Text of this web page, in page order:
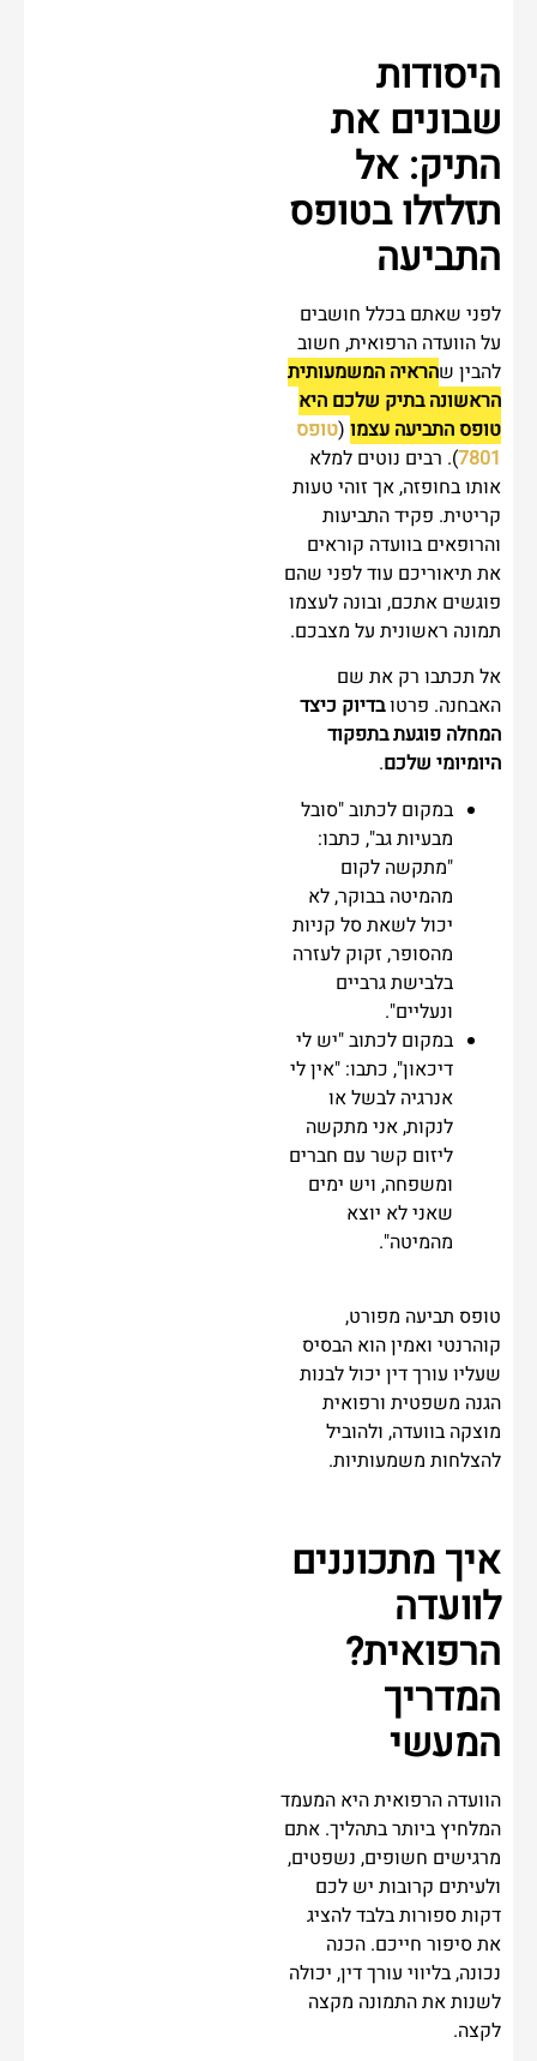
היסודות
שבונים את
התיק: אל
תזלזלו בטופס
התביעה
לפני שאתם בכלל חושבים
על הוועדה הרפואית, חשוב
להבין שהראיה המשמעותית
הראשונה בתיק שלכם היא
טופס התביעה עצמו (טופס
7801). רבים נוטים למלא
אותו בחופזה, אך זוהי טעות
קריטית. פקיד התביעות
והרופאים בוועדה קוראים
את תיאוריכם עוד לפני שהם
פוגשים אתכם, ובונה לעצמו
תמונה ראשונית על מצבכם.
אל תכתבו רק את שם
האבחנה. פרטובדיוק כיצד
המחלה פוגעת בתפקוד
היומיומי שלכם.
במקום לכתוב "סובל
מבעיות גב", כתבו:
"מתקשה לקום
מהמיטה בבוקר, לא
יכול לשאת סל קניות
מהסופר, זקוק לעזרה
בלבישת גרביים
ונעליים".
במקום לכתוב "יש לי
דיכאון", כתבו: "אין לי
אנרגיה לבשל או
לנקות, אני מתקשה
ליזום קשר עם חברים
ומשפחה, ויש ימים
שאני לא יוצא
מהמיטה".
טופס תביעה מפורט,
קוהרנטי ואמין הוא הבסיס
שעליו עורך דין יכול לבנות
הגנה משפטית ורפואית
מוצקה בוועדה, ולהוביל
להצלחות משמעותיות.
איך מתכוננים
לוועדה
הרפואית?
המדריך
המעשי
הוועדה הרפואית היא המעמד
המלחיץ ביותר בתהליך. אתם
מרגישים חשופים, נשפטים,
ולעיתים קרובות יש לכם
דקות ספורות בלבד להציג
את סיפור חייכם. הכנה
נכונה, בליווי עורך דין, יכולה
לשנות את התמונה מקצה
לקצה.